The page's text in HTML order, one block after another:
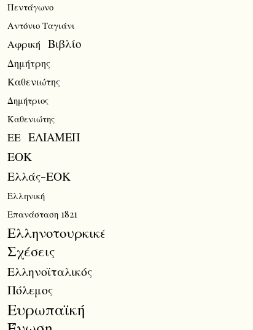
Πεντάγωνο
Αντόνιο Ταγιάνι
Αφρική Βιβλίο
Δημήτρης
Καθενιώτης
Δημήτριος
Καθενιώτης
ΕΕ ΕΛΙΑΜΕΠ
ΕΟΚ
Ελλάς-ΕΟΚ
Ελληνική
Επανάσταση 1821
Ελληνοτουρκικές
Σχέσεις
Ελληνοϊταλικός
Πόλεμος
Ευρωπαϊκή